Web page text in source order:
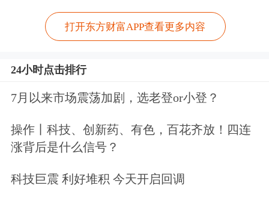
模量产的企业，在多个方面具备明显竞
争优势；公司存储业务板块收入预计将
保持较好增长，旗下因梦控股一方面将
片设计企业合作，互相赋能协同拓展市
打开东方财富APP查看更多内容
24小时点击排行
7月以来市场震荡加剧，选老登or小登？
操作丨科技、创新药、有色，百花齐放！四连
涨背后是什么信号？
科技巨震 利好堆积 今天开启回调